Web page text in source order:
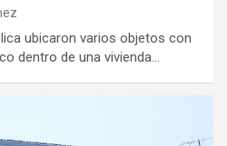
ubicaron varios objetos con
dentro de una vivienda…